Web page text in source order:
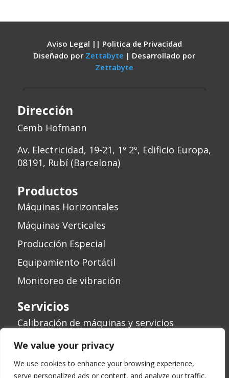
We value your privacy
We use cookies to enhance your browsing experience,
serve personalized ads or content, and analyze our traffic.
Aviso Legal || Politica de Privacidad
Diseñado por Zettabyte | Desarrollado por
Zettabyte
Dirección
Cemb Hofmann
Av. Electricidad, 19-21, 1º 2º, Edificio Europa,
08191, Rubí (Barcelona)
Productos
Máquinas Horizontales
Máquinas Verticales
Producción Especial
Equipamiento Portátil
Monitoreo de vibración
Servicios
Calibración de máquinas y servicios
Revisión de máquinas